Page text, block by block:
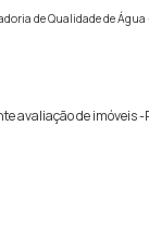
de Qualidade de Água
avaliação de imóveis -